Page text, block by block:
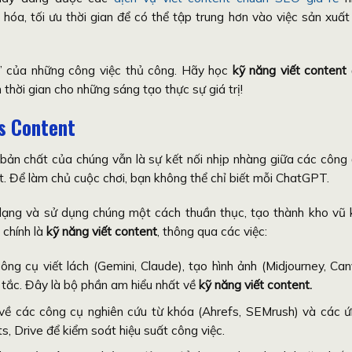
tối ưu thời gian để có thể tập trung hơn vào việc sản
của những công việc thủ công. Hãy học kỹ năng viết content
gian cho những sáng tạo thực sự giá trị!
Content
chất của chúng vẫn là sự kết nối nhịp nhàng giữa các công
làm chủ cuộc chơi, bạn không thể chỉ biết mỗi ChatGPT.
và sử dụng chúng một cách thuần thục, tạo thành kho vũ
là kỹ năng viết content, thông qua các việc:
cụ viết lách (Gemini, Claude), tạo hình ảnh (Midjourney,
Đây là bộ phần am hiểu nhất về kỹ năng viết content.
các công cụ nghiên cứu từ khóa (Ahrefs, SEMrush) và các
Drive để kiểm soát hiệu suất công việc.